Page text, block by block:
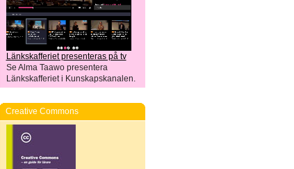
Länkskafferiet presenteras på tv
Se Alma Taawo presentera
Länkskafferiet i Kunskapskanalen.
Creative Commons